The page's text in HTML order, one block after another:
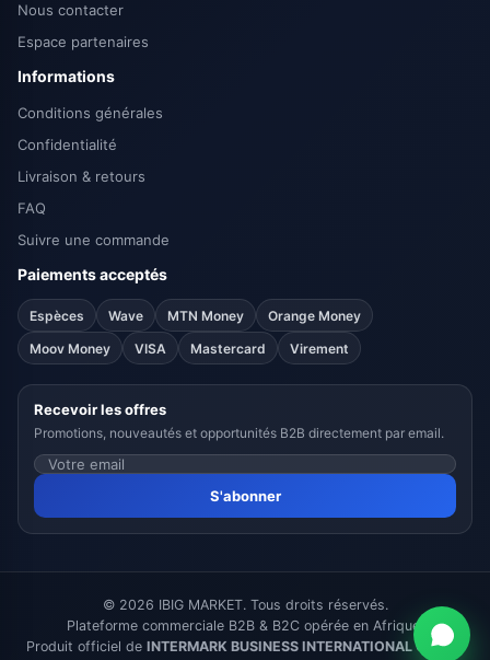
Nous contacter
Espace partenaires
Informations
Conditions générales
Confidentialité
Livraison & retours
FAQ
Suivre une commande
Paiements acceptés
Espèces Wave MTN Money
Orange Money
Moov Money
VISA Mastercard Virement
Recevoir les offres
Promotions, nouveautés et opportunités B2B directement par email.
S'abonner
© 2026 IBIG MARKET. Tous droits réservés.
Plateforme commerciale B2B & B2C opérée en Afrique.
Produit officiel de INTERMARK BUSINESS INTERNATIONAL GROUP